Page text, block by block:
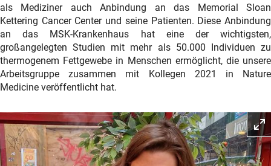
als Mediziner auch Anbindung an das Memorial Sloan
Kettering Cancer Center und seine Patienten. Diese Anbindung
an das MSK-Krankenhaus hat eine der wichtigsten,
großangelegten Studien mit mehr als 50.000 Individuen zu
thermogenem Fettgewebe in Menschen ermöglicht, die unsere
Arbeitsgruppe zusammen mit Kollegen 2021 in Nature
Medicine veröffentlicht hat.